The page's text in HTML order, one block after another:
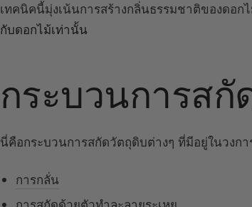
เทคนิคนี้มุ่งเน้นการสร้างกลิ่นธรรมชาติของดอ
กับดอกไม้เท่านั้น
กระบวนการสกั
นี่คือกระบวนการสกัดวัตถุดิบต่างๆ ที่มีอยู่ในวงก
การกลั่น